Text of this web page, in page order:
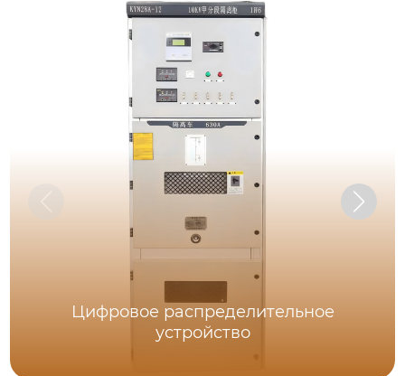
Цифровое распределительное
устройство